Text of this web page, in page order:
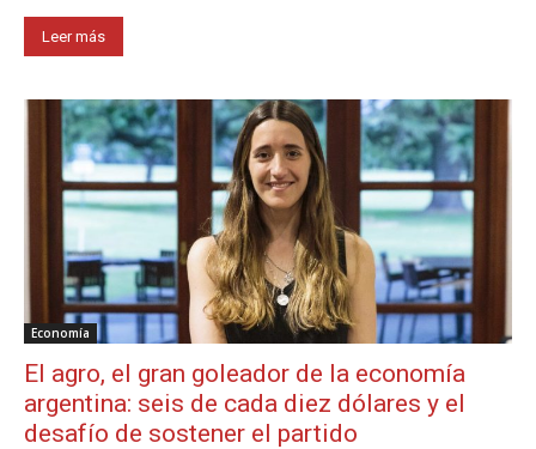
Leer más
Economía
El agro, el gran goleador de la economía
argentina: seis de cada diez dólares y el
desafío de sostener el partido